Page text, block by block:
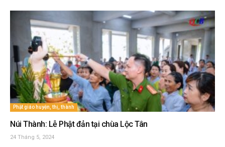
Phật giáo huyện, thị, thành
Núi Thành: Lễ Phật đản tại chùa Lộc Tân
24 Tháng 5, 2024